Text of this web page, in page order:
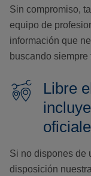
Sin compromiso,
equipo de
información que
buscando siempre
Libre
Si no dispones de
disposición